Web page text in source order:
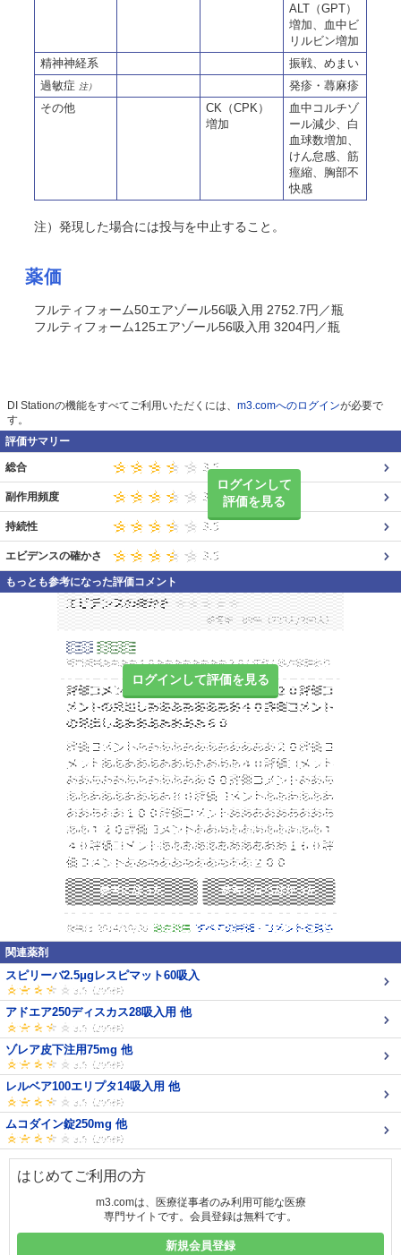
ALT（GPT）
増加、血中ビ
リルビン増加
精神神経系
振戦、めまい
過敏症 注）
発疹・蕁麻疹
その他
CK（CPK）
増加
血中コルチゾ
ール減少、白
血球数増加、
けん怠感、筋
痙縮、胸部不
快感
注）発現した場合には投与を中止すること。
薬価
フルティフォーム50エアゾール56吸入用 2752.7円／瓶
フルティフォーム125エアゾール56吸入用 3204円／瓶
DI Stationの機能をすべてご利用いただくには、 m3.comへのログインが必要で
す。
評価サマリー
ログインして
評価を見る
総合
副作用頻度
持続性
エビデンスの確かさ
もっとも参考になった評価コメント
ログインして評価を見る
関連薬剤
スピリーバ2.5μgレスピマット60吸入
アドエア250ディスカス28吸入用 他
ゾレア皮下注用75mg 他
レルベア100エリプタ14吸入用 他
ムコダイン錠250mg 他
はじめてご利用の方
m3.comは、医療従事者のみ利用可能な医療
専門サイトです。会員登録は無料です。
新規会員登録